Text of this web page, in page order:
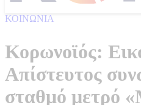
ΚΟΙΝΩΝΙΑ
Κορωνοϊός:
Απίστευτος
σταθμό μετρό